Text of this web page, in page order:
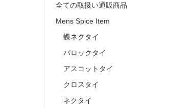
全ての取扱い通販商品
Mens Spice Item
蝶ネクタイ
バロックタイ
アスコットタイ
クロスタイ
ネクタイ